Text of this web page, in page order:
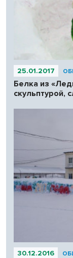
25.01.2017
Белка из
скульптурой,
30.12.2016